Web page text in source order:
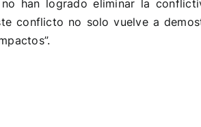
han logrado eliminar la
conflicto no solo vuelve a